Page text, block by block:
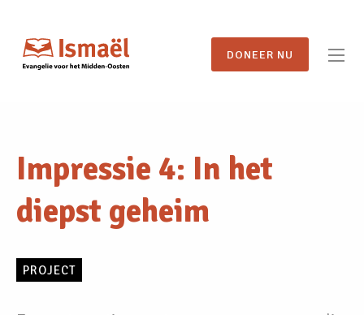
DONEER NU
Impressie 4: In het
diepst geheim
PROJECT